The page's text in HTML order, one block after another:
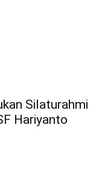
Silaturahmi
Hariyanto